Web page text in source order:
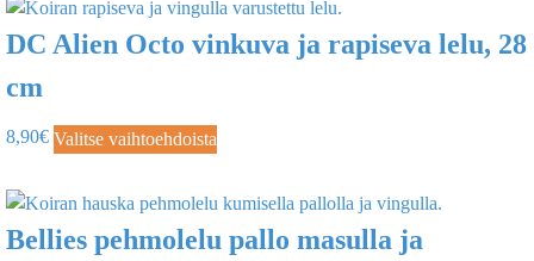
DC Alien Octo vinkuva ja rapiseva lelu, 28
cm
8,90€ Valitse vaihtoehdoista
Bellies pehmolelu pallo masulla ja